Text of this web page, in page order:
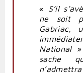
«
S’il
ne soit
Gabriac,
National
sache